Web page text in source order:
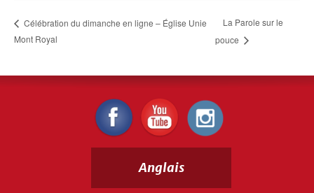
Célébration du dimanche en ligne – Église Unie
Mont Royal
La Parole sur le
pouce
Anglais